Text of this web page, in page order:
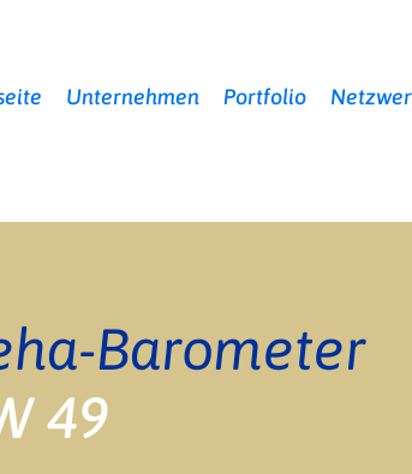
Unternehmen Portfolio
Barometer
49